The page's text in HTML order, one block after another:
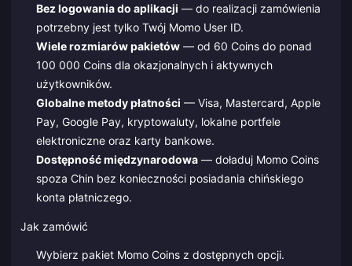
Bez logowania do aplikacji — do realizacji zamówienia
potrzebny jest tylko Twój Momo User ID.
Wiele rozmiarów pakietów— od 60 Coins do ponad
100 000 Coins dla okazjonalnych i aktywnych
użytkowników.
Globalne metody płatności — Visa, Mastercard, Apple
Pay, Google Pay, kryptowaluty, lokalne portfele
elektroniczne oraz karty bankowe.
Dostępność międzynarodowa— doładuj Momo Coins
spoza Chin bez konieczności posiadania chińskiego
konta płatniczego.
Jak zamówić
Wybierz pakiet Momo Coins z dostępnych opcji.